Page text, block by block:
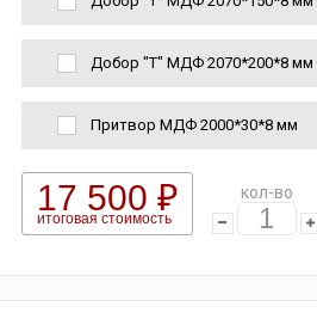
Добор "Т" МДФ 2070*200*8 мм
Притвор МДФ 2000*30*8 мм
17 500 ₽
итоговая стоимость
кол-во